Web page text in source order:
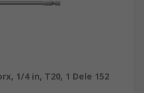
1/4 in, T20, 1 Dele 152